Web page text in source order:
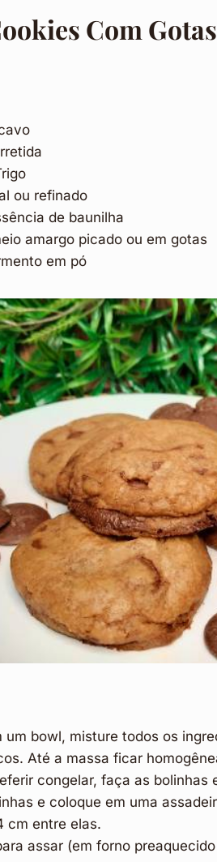
Com
ou refinado
de baunilha
amargo picado ou em gotas
em pó
um bowl, misture todos os
Até a massa ficar
congelar, faça as bolinhas
e coloque em uma
cm entre elas.
assar (em forno